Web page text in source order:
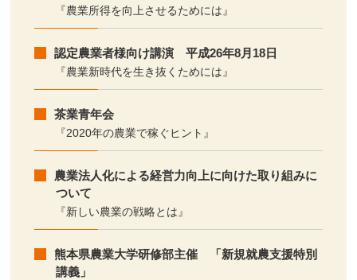
『農業所得を向上させるためには』
認定農業者様向け講演 平成26年8月18日
『農業新時代を生き抜くためには』
茶業青年会
『2020年の農業で稼ぐヒント』
農業法人化による経営力向上に向けた取り組みに
ついて
『新しい農業の戦略とは』
熊本県農業大学研修部主催 「新規就農支援特別
講義」